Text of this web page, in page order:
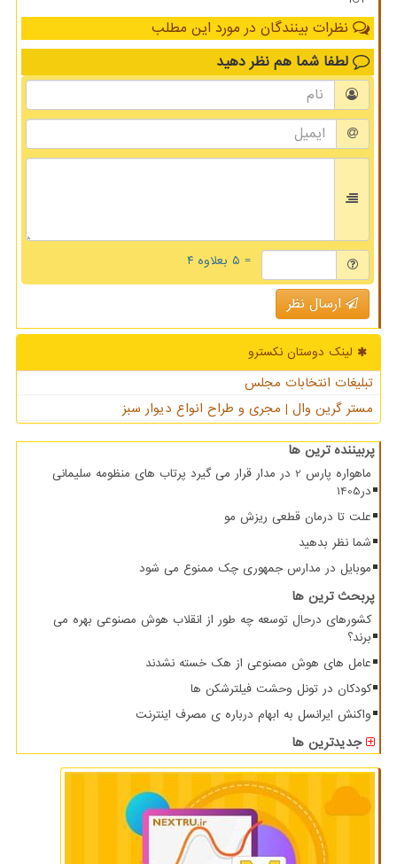
نظرات بینندگان در مورد این مطلب
لطفا شما هم نظر دهید
= ۵ بعلاوه ۴
ارسال نظر
لینک دوستان نكسترو
تبلیغات انتخابات مجلس
مستر گرین وال | مجری و طراح انواع دیوار سبز
پربیننده ترین ها
ماهواره پارس 2 در مدار قرار می گیرد پرتاب های منظومه سلیمانی
در1405
علت تا درمان قطعی ریزش مو
شما نظر بدهید
موبایل در مدارس جمهوری چک ممنوع می شود
پربحث ترین ها
کشورهای درحال توسعه چه طور از انقلاب هوش مصنوعی بهره می
برند؟
عامل های هوش مصنوعی از هک خسته نشدند
کودکان در تونل وحشت فیلترشکن ها
واکنش ایرانسل به ابهام درباره ی مصرف اینترنت
جدیدترین ها